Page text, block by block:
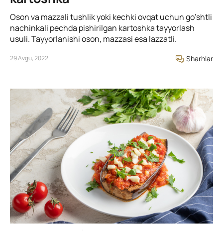
Oson va mazzali tushlik yoki kechki ovqat uchun go’shtli
nachinkali pechda pishirilgan kartoshka tayyorlash
usuli. Tayyorlanishi oson, mazzasi esa lazzatli.
29 Avgu, 2022 Sharhlar